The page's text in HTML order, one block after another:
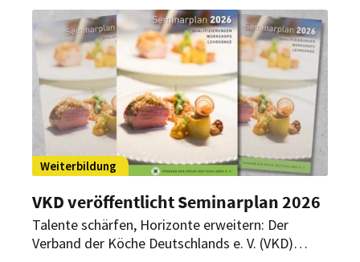
Weiterbildung
VKD veröffentlicht Seminarplan 2026
Talente schärfen, Horizonte erweitern: Der
Verband der Köche Deutschlands e. V. (VKD)